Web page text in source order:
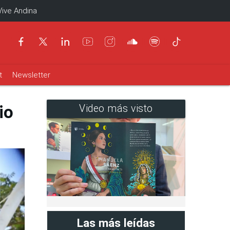
Andina
Newsletter
Video más visto
Las más leídas